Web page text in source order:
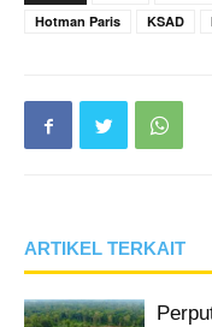
Hotman Paris
KSAD
ARTIKEL TERKAIT